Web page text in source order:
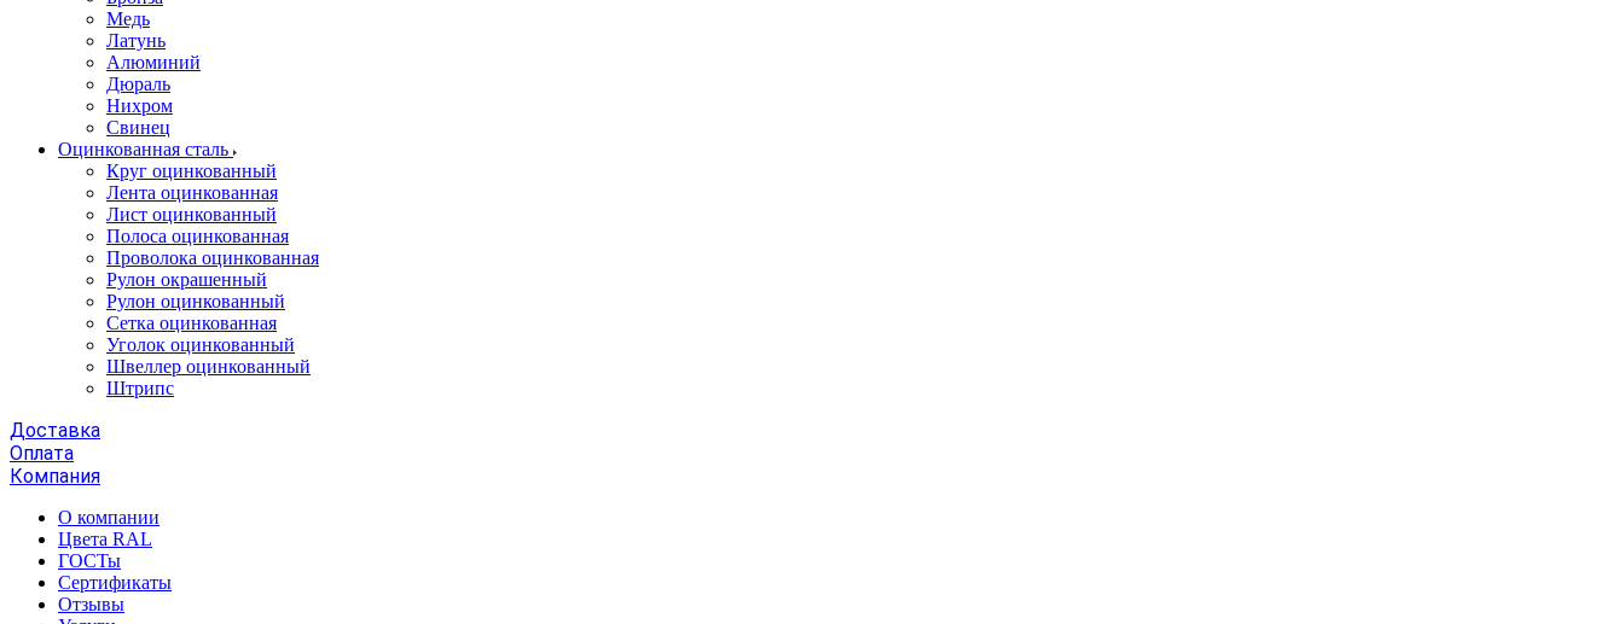
Медь
Латунь
Алюминий
Дюраль
Нихром
Свинец
Оцинкованная сталь
Круг оцинкованный
Лента оцинкованная
Лист оцинкованный
Полоса оцинкованная
Проволока оцинкованная
Рулон окрашенный
Рулон оцинкованный
Сетка оцинкованная
Уголок оцинкованный
Швеллер оцинкованный
Штрипс
Доставка
Оплата
Компания
О компании
Цвета RAL
ГОСТы
Сертификаты
Отзывы